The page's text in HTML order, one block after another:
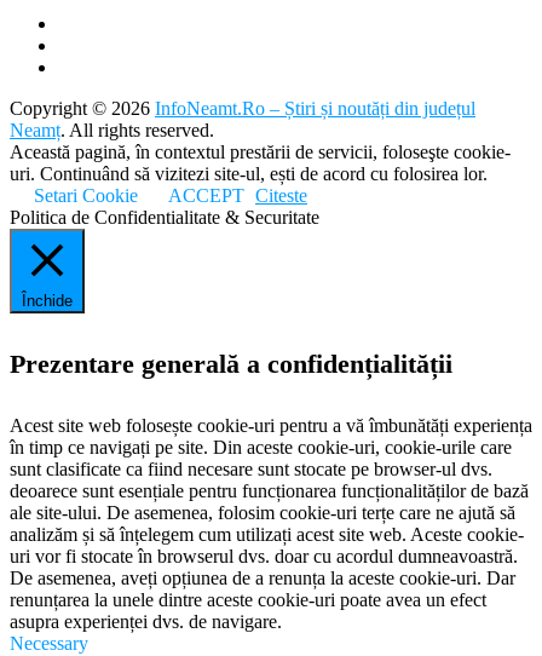
Copyright © 2026 InfoNeamt.Ro – Știri și noutăți din județul
Neamț. All rights reserved.
Această pagină, în contextul prestării de servicii, foloseşte cookie-
uri. Continuând să vizitezi site-ul, ești de acord cu folosirea lor.
Setari Cookie
ACCEPT Citeste
Politica de Confidentialitate & Securitate
Închide
Prezentare generală a confidențialității
Acest site web folosește cookie-uri pentru a vă îmbunătăți experiența
în timp ce navigați pe site. Din aceste cookie-uri, cookie-urile care
sunt clasificate ca fiind necesare sunt stocate pe browser-ul dvs.
deoarece sunt esențiale pentru funcționarea funcționalităților de bază
ale site-ului. De asemenea, folosim cookie-uri terțe care ne ajută să
analizăm și să înțelegem cum utilizați acest site web. Aceste cookie-
uri vor fi stocate în browserul dvs. doar cu acordul dumneavoastră.
De asemenea, aveți opțiunea de a renunța la aceste cookie-uri. Dar
renunțarea la unele dintre aceste cookie-uri poate avea un efect
asupra experienței dvs. de navigare.
Necessary